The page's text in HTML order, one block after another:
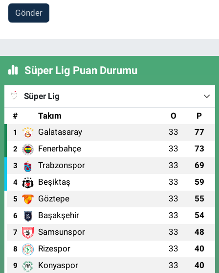
Gönder
Süper Lig Puan Durumu
Süper Lig
#
Takım O P
1 Galatasaray 33 77
2 Fenerbahçe 33 73
3 Trabzonspor 33 69
4 Beşiktaş 33 59
5 Göztepe 33 55
6 Başakşehir 33 54
7 Samsunspor 33 48
8 Rizespor 33 40
9 Konyaspor 33 40